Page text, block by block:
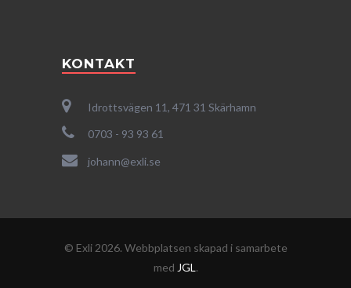
KONTAKT
Idrottsvägen 11, 471 31 Skärhamn
0703 - 93 93 61
johann@exli.se
© Exli 2026. Webbplatsen skapad i samarbete
med JGL.